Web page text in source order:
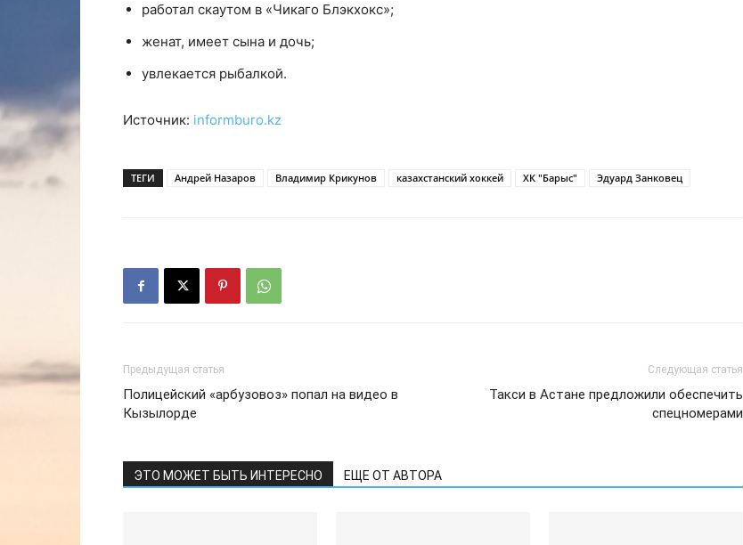
работал скаутом в «Чикаго Блэкхокс»;
женат, имеет сына и дочь;
увлекается рыбалкой.
Источник: informburo.kz
ТЕГИ Андрей Назаров Владимир Крикунов казахстанский хоккей ХК "Барыс" Эдуард Занковец
Предыдущая статья
Полицейский «арбузовоз» попал на видео в
Кызылорде
Следующая статья
Такси в Астане предложили обеспечить
спецномерами
ЭТО МОЖЕТ БЫТЬ ИНТЕРЕСНО ЕЩЕ ОТ АВТОРА